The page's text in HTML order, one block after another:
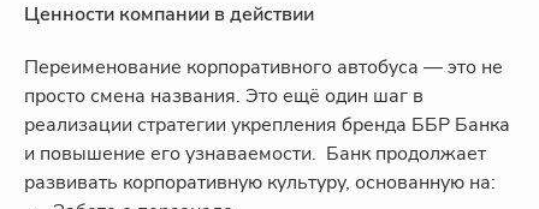
Ценности компании в действии
Переименование корпоративного автобуса — это не
просто смена названия. Это ещё один шаг в
реализации стратегии укрепления бренда ББР Банка
и повышение его узнаваемости. Банк продолжает
развивать корпоративную культуру, основанную на: